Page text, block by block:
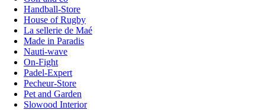
Handball-Store
House of Rugby
La sellerie de Maé
Made in Paradis
Nauti-wave
On-Fight
Padel-Expert
Pecheur-Store
Pet and Garden
Slowood Interior